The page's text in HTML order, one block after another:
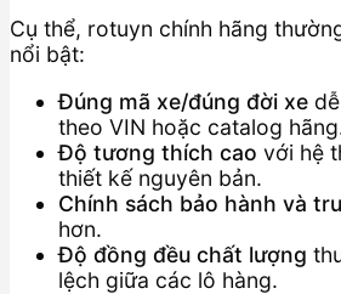
Cụ thể, rotuyn chính hãng
nổi bật:
Đúng mã xe/đúng đời xe
theo VIN hoặc catalog
Độ tương thích cao với hệ
thiết kế nguyên bản.
Chính sách bảo hành và
hơn.
Độ đồng đều chất lượng
lệch giữa các lô hàng.